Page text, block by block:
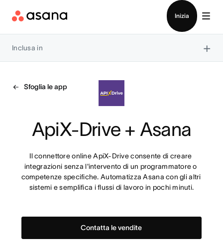
Inizia
Inclusa in ×
Sfoglia le app
ApiX-Drive + Asana
Il connettore online ApiX-Drive consente di creare
integrazioni senza l'intervento di un programmatore o
competenze specifiche. Automatizza Asana con gli altri
sistemi e semplifica i flussi di lavoro in pochi minuti.
Contatta le vendite